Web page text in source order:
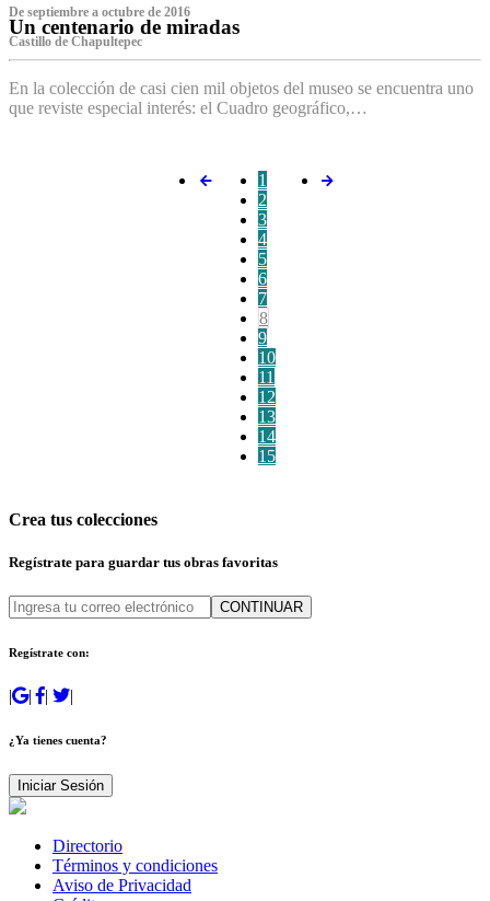
De septiembre a octubre de 2016
Un centenario de miradas
Castillo de Chapultepec
En la colección de casi cien mil objetos del museo se encuentra uno
que reviste especial interés: el Cuadro geográfico,…
1
2
3
4
5
6
7
8
9
10
11
12
13
14
15
Crea tus colecciones
Regístrate para guardar tus obras favoritas
CONTINUAR
Regístrate con:
| | | |
¿Ya tienes cuenta?
Iniciar Sesión
Directorio
Términos y condiciones
Aviso de Privacidad